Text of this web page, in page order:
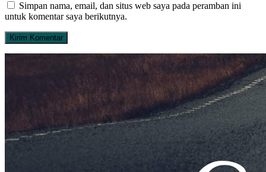
Simpan nama, email, dan situs web saya pada peramban ini
untuk komentar saya berikutnya.